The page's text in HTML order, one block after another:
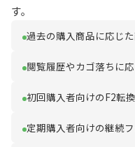
す。
過去の購入商品に応じ
閲覧履歴やカゴ落ちに
初回購入者向けのF2転
定期購入者向けの継続